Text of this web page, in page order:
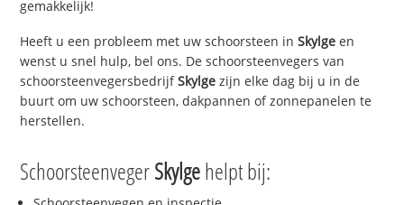
gemakkelijk!
Heeft u een probleem met uw schoorsteen inSkylge en
wenst u snel hulp, bel ons. De schoorsteenvegers van
schoorsteenvegersbedrijfSkylge zijn elke dag bij u in de
buurt om uw schoorsteen, dakpannen of zonnepanelen te
herstellen.
SchoorsteenvegerSkylgehelpt bij: